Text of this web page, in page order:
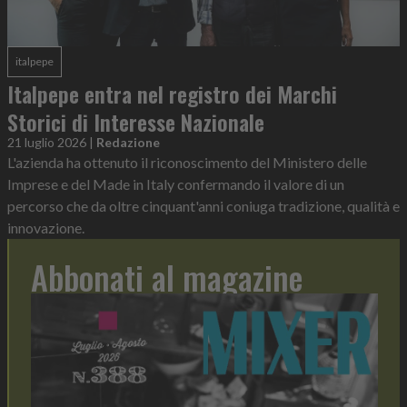
italpepe
Italpepe entra nel registro dei Marchi
Storici di Interesse Nazionale
21 luglio 2026 | Redazione
L'azienda ha ottenuto il riconoscimento del Ministero delle
Imprese e del Made in Italy confermando il valore di un
percorso che da oltre cinquant'anni coniuga tradizione, qualità e
innovazione.
Abbonati al magazine